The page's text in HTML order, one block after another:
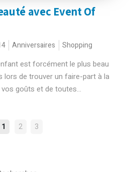
avec Event Of
Anniversaires Shopping
est forcément le plus beau
lors de trouver un faire-part à la
goûts et de toutes...
1 2 3